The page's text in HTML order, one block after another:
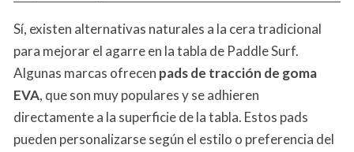
Sí, existen alternativas naturales a la cera tradicional
para mejorar el agarre en la tabla de Paddle Surf.
Algunas marcas ofrecen pads de tracción de goma
EVA, que son muy populares y se adhieren
directamente a la superficie de la tabla. Estos pads
pueden personalizarse según el estilo o preferencia del